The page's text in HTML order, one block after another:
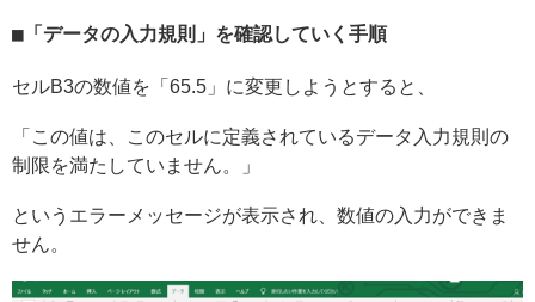
「データの入力規則」を確認していく手順
セルB3の数値を「65.5」に変更しようとすると、
「この値は、このセルに定義されているデータ入力規則の
制限を満たしていません。」
というエラーメッセージが表示され、数値の入力ができま
せん。